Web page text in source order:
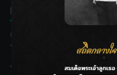
Recent Posts
กรมชลฯ รับฟังประชาชน ติดตาม
ระบายน้ำศรีสองรักฯ
‘แมน การิน’ แชร์ความเชื่อชวนคิ